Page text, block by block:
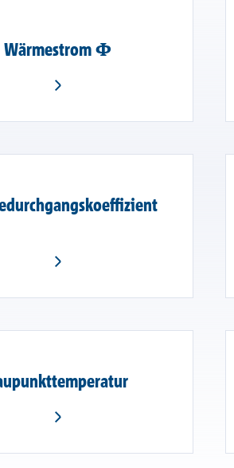
Wärmestrom Φ